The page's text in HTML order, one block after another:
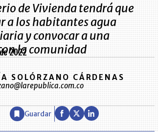
de Vivienda tendrá que
a los habitantes agua
y convocar a una
la comunidad
2022
SOLÓRZANO CÁRDENAS
Guardar